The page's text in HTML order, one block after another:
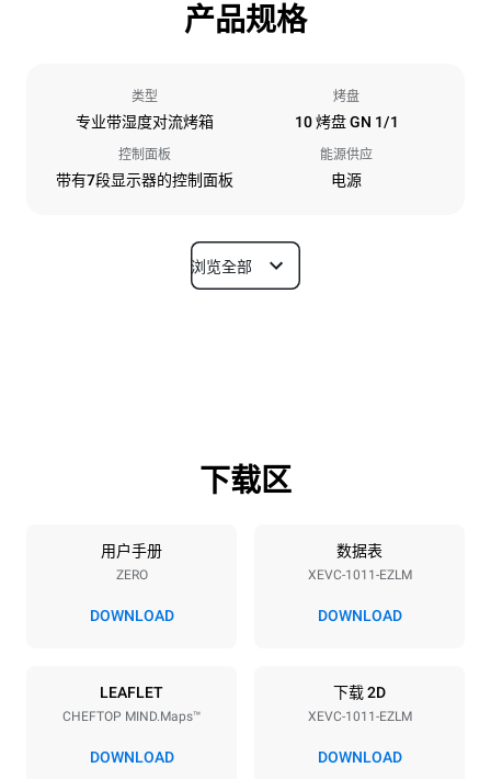
产品规格
类型
专业带湿度对流烤箱
烤盘
10 烤盘 GN 1/1
控制面板
带有7段显示器的控制面板
能源供应
电源
尺寸
烤盘规格
10 GN 1/1
烤盘间距
380-415V 3N~ / 220-240V
3~
18,5 kW
浏览全部
下载区
用户手册
ZERO
DOWNLOAD
数据表
XEVC-1011-EZLM
DOWNLOAD
LEAFLET
CHEFTOP MIND.Maps™
DOWNLOAD
下载 2D
XEVC-1011-EZLM
DOWNLOAD